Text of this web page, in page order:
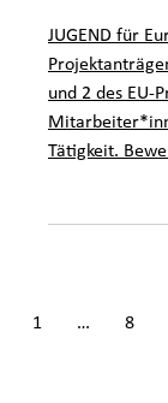
JUGEND für
und 2 des EU-
Tätigkeit.
1 … 8